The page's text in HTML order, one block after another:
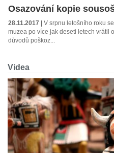
Osazování kopie
28.11.2017 | V srpnu letošního roku
muzea po více jak deseti letech vrátil
důvodů poškoz...
Videa